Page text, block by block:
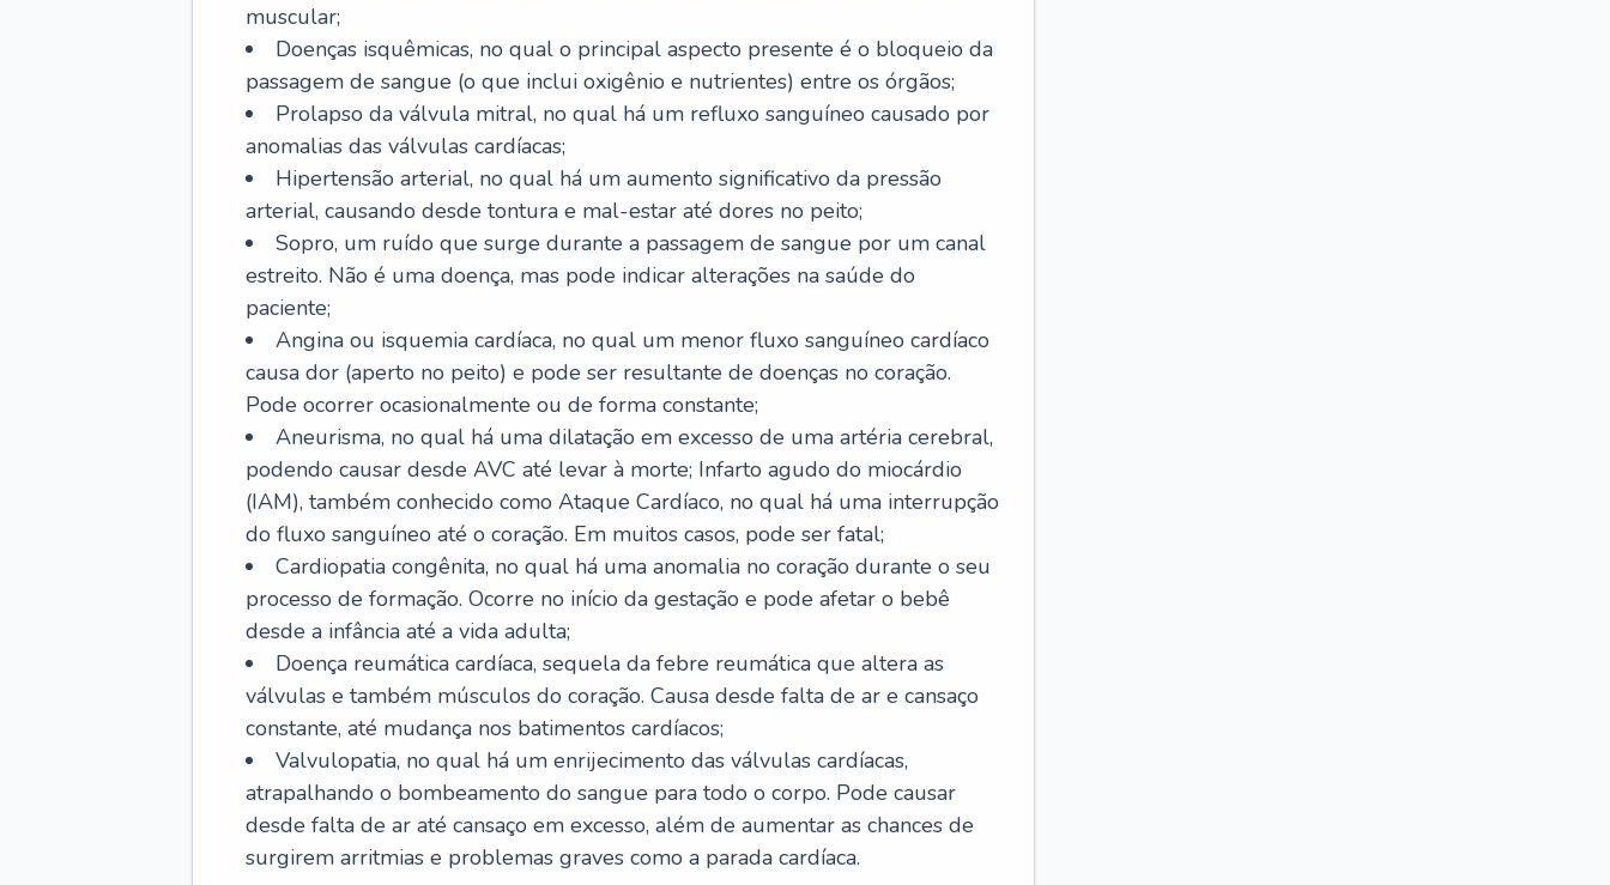
muscular;
Doenças isquêmicas, no qual o principal aspecto presente é o bloqueio da
passagem de sangue (o que inclui oxigênio e nutrientes) entre os órgãos;
Prolapso da válvula mitral, no qual há um refluxo sanguíneo causado por
anomalias das válvulas cardíacas;
Hipertensão arterial, no qual há um aumento significativo da pressão
arterial, causando desde tontura e mal-estar até dores no peito;
Sopro, um ruído que surge durante a passagem de sangue por um canal
estreito. Não é uma doença, mas pode indicar alterações na saúde do
paciente;
Angina ou isquemia cardíaca, no qual um menor fluxo sanguíneo cardíaco
causa dor (aperto no peito) e pode ser resultante de doenças no coração.
Pode ocorrer ocasionalmente ou de forma constante;
Aneurisma, no qual há uma dilatação em excesso de uma artéria cerebral,
podendo causar desde AVC até levar à morte; Infarto agudo do miocárdio
(IAM), também conhecido como Ataque Cardíaco, no qual há uma interrupção
do fluxo sanguíneo até o coração. Em muitos casos, pode ser fatal;
Cardiopatia congênita, no qual há uma anomalia no coração durante o seu
processo de formação. Ocorre no início da gestação e pode afetar o bebê
desde a infância até a vida adulta;
Doença reumática cardíaca, sequela da febre reumática que altera as
válvulas e também músculos do coração. Causa desde falta de ar e cansaço
constante, até mudança nos batimentos cardíacos;
Valvulopatia, no qual há um enrijecimento das válvulas cardíacas,
atrapalhando o bombeamento do sangue para todo o corpo. Pode causar
desde falta de ar até cansaço em excesso, além de aumentar as chances de
surgirem arritmias e problemas graves como a parada cardíaca.